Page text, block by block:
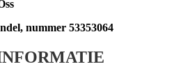
num­mer 53353064